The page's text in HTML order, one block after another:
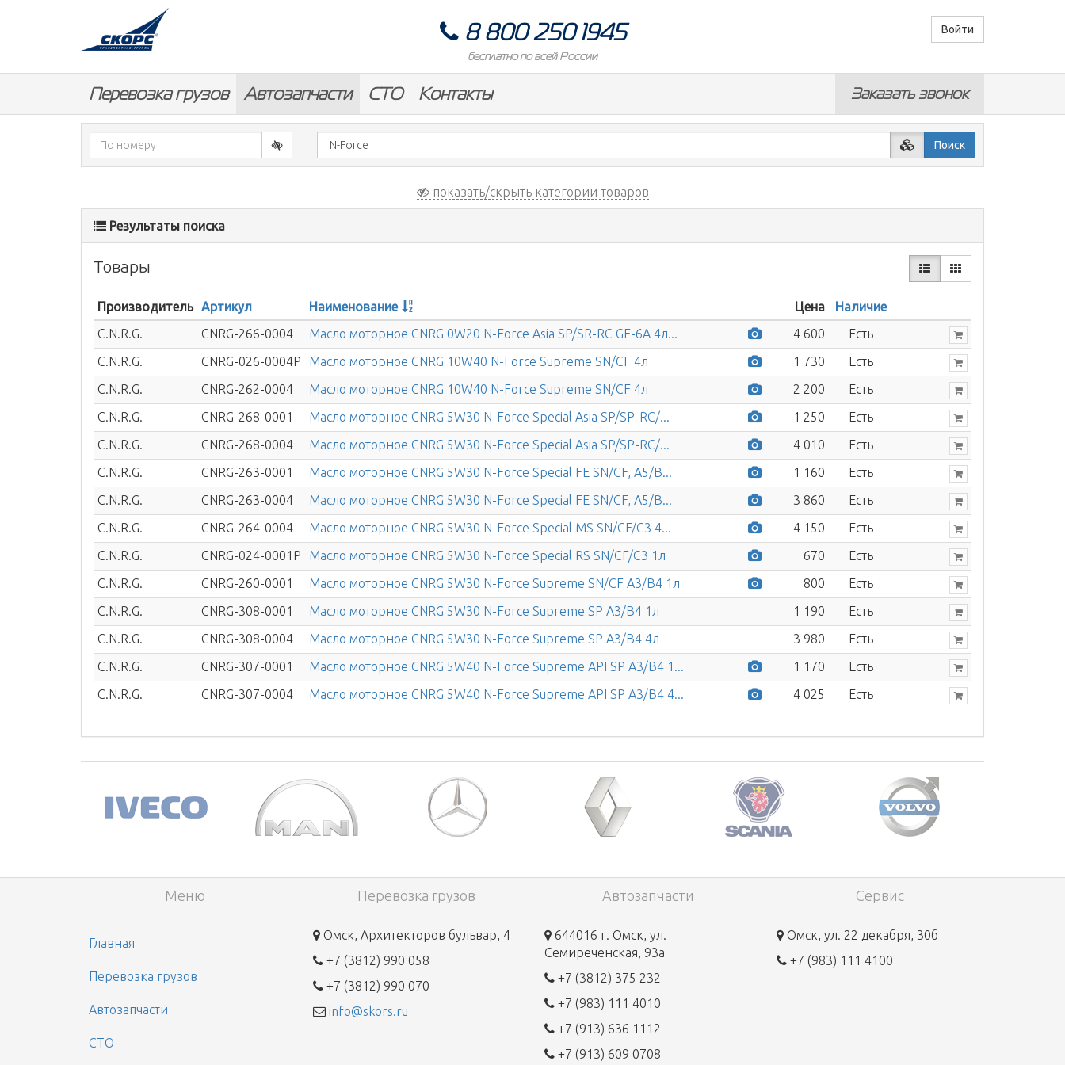
8 800 250 1945
бесплатно по всей России
Войти
Перевозка грузов Автозапчасти СТО Контакты Заказать звонок
Поиск
показать/скрыть категории товаров
Результаты поиска
Товары
Производитель Артикул Наименование Цена
Наличие
C.N.R.G.
CNRG-266-0004 Масло моторное CNRG 0W20 N-Force Asia SP/SR-RC GF-6A 4л... 4 600
Есть
C.N.R.G.
CNRG-026-0004P Масло моторное CNRG 10W40 N-Force Supreme SN/CF 4л 1 730
Есть
C.N.R.G.
CNRG-262-0004 Масло моторное CNRG 10W40 N-Force Supreme SN/CF 4л 2 200
Есть
C.N.R.G.
CNRG-268-0001 Масло моторное CNRG 5W30 N-Force Special Asia SP/SP-RC/... 1 250
Есть
C.N.R.G.
CNRG-268-0004 Масло моторное CNRG 5W30 N-Force Special Asia SP/SP-RC/... 4 010
Есть
C.N.R.G.
CNRG-263-0001 Масло моторное CNRG 5W30 N-Force Special FE SN/CF, A5/B... 1 160
Есть
C.N.R.G.
CNRG-263-0004 Масло моторное CNRG 5W30 N-Force Special FE SN/CF, A5/B... 3 860
Есть
C.N.R.G.
CNRG-264-0004 Масло моторное CNRG 5W30 N-Force Special MS SN/CF/C3 4... 4 150
Есть
C.N.R.G.
CNRG-024-0001P Масло моторное CNRG 5W30 N-Force Special RS SN/CF/C3 1л 670
Есть
C.N.R.G.
CNRG-260-0001 Масло моторное CNRG 5W30 N-Force Supreme SN/CF A3/B4 1л 800
Есть
C.N.R.G.
CNRG-308-0001 Масло моторное CNRG 5W30 N-Force Supreme SP A3/B4 1л 1 190
Есть
C.N.R.G.
CNRG-308-0004 Масло моторное CNRG 5W30 N-Force Supreme SP A3/B4 4л 3 980
Есть
C.N.R.G.
CNRG-307-0001 Масло моторное CNRG 5W40 N-Force Supreme API SP A3/B4 1... 1 170
Есть
C.N.R.G.
CNRG-307-0004 Масло моторное CNRG 5W40 N-Force Supreme API SP A3/B4 4... 4 025 Есть
Меню
Главная
Перевозка грузов
Автозапчасти
СТО
Перевозка грузов
Омск, Архитекторов бульвар, 4
+7 (3812) 990 058
+7 (3812) 990 070
info@skors.ru
Автозапчасти
644016 г. Омск, ул.
Семиреченская, 93а
+7 (3812) 375 232
+7 (983) 111 4010
+7 (913) 636 1112
+7 (913) 609 0708
Сервис
Омск, ул. 22 декабря, 30б
+7 (983) 111 4100